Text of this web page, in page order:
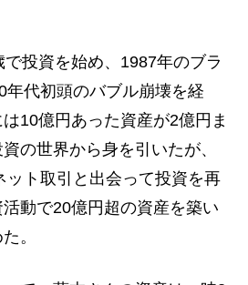
投資を始め、1987年のブラ
年代初頭のバブル崩壊を経
10億円あった資産が2億円ま
の世界から身を引いたが、
ット取引と出会って投資を再
動で20億円超の資産を築い
。